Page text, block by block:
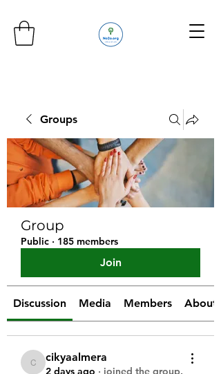
Groups
Group
Public · 185 members
Join
Discussion Media Members About
cikyaalmera
cikyaalmera
2 days ago · joined the group.